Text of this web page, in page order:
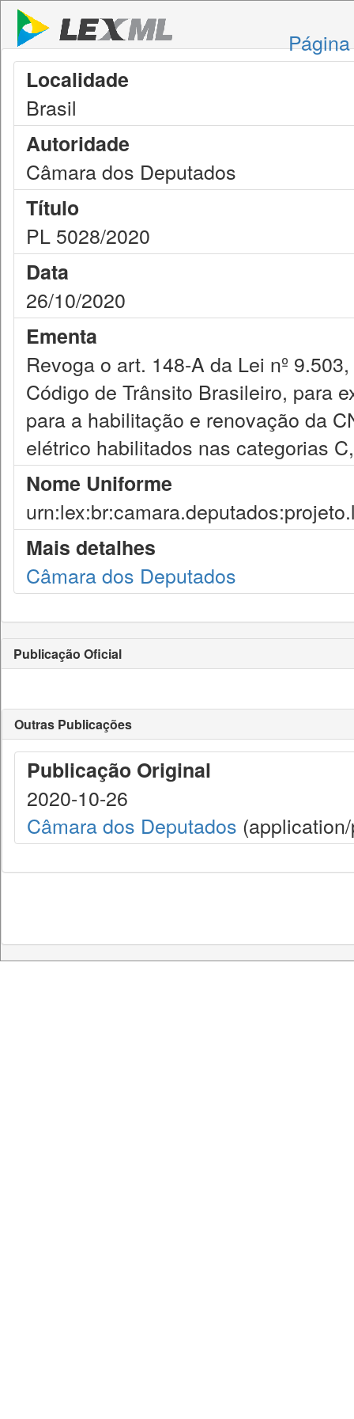
Localidade
Brasil
Autoridade
Câmara dos Deputados
Título
PL 5028/2020
Data
26/10/2020
Ementa
Revoga o art. 148-A da Lei nº
Código de Trânsito Brasileiro, para
para a habilitação e renovação da
elétrico habilitados nas categorias
Nome Uniforme
Mais detalhes
Câmara dos Deputados
Publicação Oficial
Outras Publicações
Publicação Original
2020-10-26
Câmara dos Deputados